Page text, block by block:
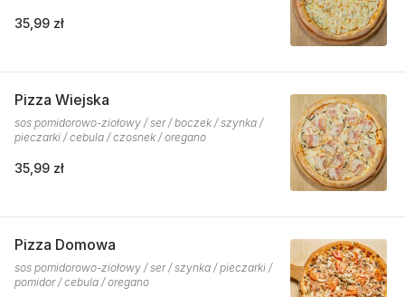
35,99 zł
Pizza Wiejska
sos pomidorowo-ziołowy / ser / boczek / szynka /
pieczarki / cebula / czosnek / oregano
35,99 zł
Pizza Domowa
sos pomidorowo-ziołowy / ser / szynka / pieczarki /
pomidor / cebula / oregano